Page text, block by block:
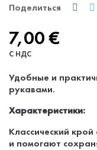
Поделиться
7,00 €
С НДС
Удобные и
рукавами.
Характеристики:
Классический
и помогают